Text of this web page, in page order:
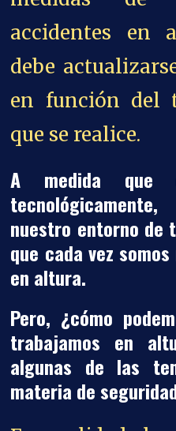
accidentes en
debe
en función del
que se realice.
A medida que
nuestro entorno de
que cada vez
en altura.
Pero, ¿cómo
trabajamos en
algunas de las
materia de